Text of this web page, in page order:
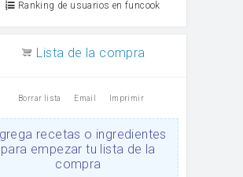
Ranking de usuarios en funcook
Lista de la compra
Borrar lista Email Imprimir
recetas o ingredientes
para empezar tu lista de la
compra